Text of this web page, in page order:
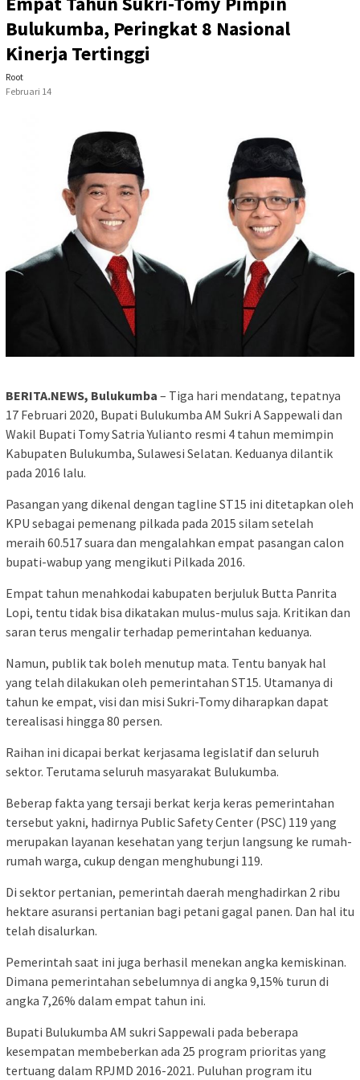
Bulukumba, Peringkat 8 Nasional
Kinerja Tertinggi
Root
Februari 14
BERITA.NEWS, Bulukumba – Tiga hari mendatang, tepatnya
17 Februari 2020, Bupati Bulukumba AM Sukri A Sappewali dan
Wakil Bupati Tomy Satria Yulianto resmi 4 tahun memimpin
Kabupaten Bulukumba, Sulawesi Selatan. Keduanya dilantik
pada 2016 lalu.
Pasangan yang dikenal dengan tagline ST15 ini ditetapkan oleh
KPU sebagai pemenang pilkada pada 2015 silam setelah
meraih 60.517 suara dan mengalahkan empat pasangan calon
bupati-wabup yang mengikuti Pilkada 2016.
Empat tahun menahkodai kabupaten berjuluk Butta Panrita
Lopi, tentu tidak bisa dikatakan mulus-mulus saja. Kritikan dan
saran terus mengalir terhadap pemerintahan keduanya.
Namun, publik tak boleh menutup mata. Tentu banyak hal
yang telah dilakukan oleh pemerintahan ST15. Utamanya di
tahun ke empat, visi dan misi Sukri-Tomy diharapkan dapat
terealisasi hingga 80 persen.
Raihan ini dicapai berkat kerjasama legislatif dan seluruh
sektor. Terutama seluruh masyarakat Bulukumba.
Beberap fakta yang tersaji berkat kerja keras pemerintahan
tersebut yakni, hadirnya Public Safety Center (PSC) 119 yang
merupakan layanan kesehatan yang terjun langsung ke rumah-
rumah warga, cukup dengan menghubungi 119.
Di sektor pertanian, pemerintah daerah menghadirkan 2 ribu
hektare asuransi pertanian bagi petani gagal panen. Dan hal itu
telah disalurkan.
Pemerintah saat ini juga berhasil menekan angka kemiskinan.
Dimana pemerintahan sebelumnya di angka 9,15% turun di
angka 7,26% dalam empat tahun ini.
Bupati Bulukumba AM sukri Sappewali pada beberapa
kesempatan membeberkan ada 25 program prioritas yang
tertuang dalam RPJMD 2016-2021. Puluhan program itu